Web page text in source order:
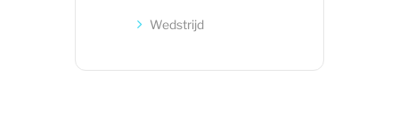
Wedstrijd